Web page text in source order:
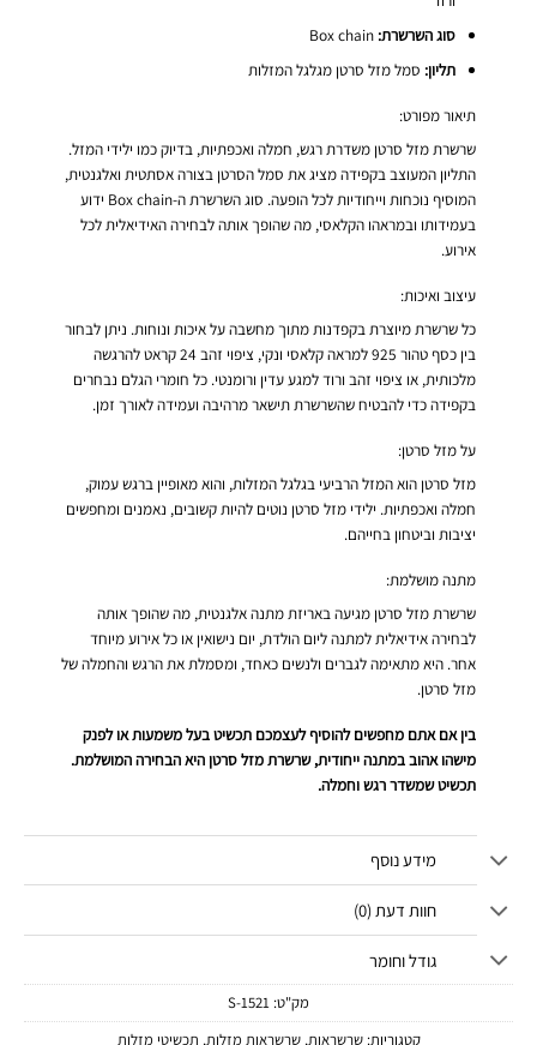
סוג השרשרת:
תליון: סמל מזל סרטן מגלגל המזלות
תיאור מפורט:
שרשרת מזל סרטן משדרת רגש, חמלה ואכפתיות, בדיוק כמו ילידי המזל.
התליון המעוצב בקפידה מציג את סמל הסרטן בצורה אסתטית ואלגנטית,
המוסיף נוכחות וייחודיות לכל הופעה. סוג השרשרת ה-Box chain ידוע
בעמידותו ובמראהו הקלאסי, מה שהופך אותה לבחירה האידיאלית לכל
אירוע.
עיצוב ואיכות:
כל שרשרת מיוצרת בקפדנות מתוך מחשבה על איכות ונוחות. ניתן לבחור
בין כסף טהור 925 למראה קלאסי ונקי, ציפוי זהב 24 קראט להרגשה
מלכותית, או ציפוי זהב ורוד למגע עדין ורומנטי. כל חומרי הגלם נבחרים
בקפידה כדי להבטיח שהשרשרת תישאר מרהיבה ועמידה לאורך זמן.
על מזל סרטן:
מזל סרטן הוא המזל הרביעי בגלגל המזלות, והוא מאופיין ברגש עמוק,
חמלה ואכפתיות. ילידי מזל סרטן נוטים להיות קשובים, נאמנים ומחפשים
יציבות וביטחון בחייהם.
מתנה מושלמת:
שרשרת מזל סרטן מגיעה באריזת מתנה אלגנטית, מה שהופך אותה
לבחירה אידיאלית למתנה ליום הולדת, יום נישואין או כל אירוע מיוחד
אחר. היא מתאימה לגברים ולנשים כאחד, ומסמלת את הרגש והחמלה של
מזל סרטן.
בין אם אתם מחפשים להוסיף לעצמכם תכשיט בעל משמעות או לפנק
מישהו אהוב במתנה ייחודית, שרשרת מזל סרטן היא הבחירה המושלמת.
תכשיט שמשדר רגש וחמלה.
מידע נוסף
חוות דעת (0)
גודל וחומר
מק"ט: 1521-S
קטגוריות:שרשראות,שרשראות מזלות, תכשיטי מזלות